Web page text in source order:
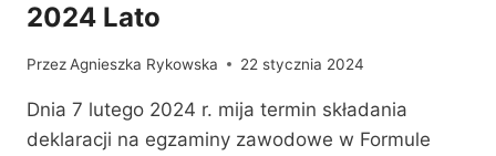
2024 Lato
Przez Agnieszka Rykowska 22 stycznia 2024
Dnia 7 lutego 2024 r. mija termin składania
deklaracji na egzaminy zawodowe w Formule